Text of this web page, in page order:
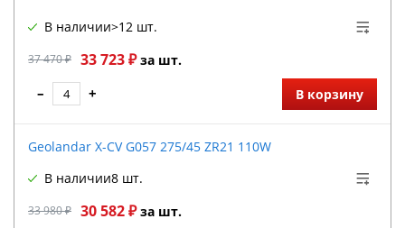
37 470 ₽ 33 723 ₽за шт.
В наличии>12 шт.
– + В корзину
Geolandar X-CV G057 275/45 ZR21 110W
33 980 ₽ 30 582 ₽за шт.
В наличии8 шт.